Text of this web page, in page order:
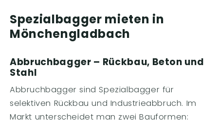
Spezialbagger mieten in
Mönchengladbach
Abbruchbagger – Rückbau, Beton und
Stahl
Abbruchbagger sind Spezialbagger für
selektiven Rückbau und Industrieabbruch. Im
Markt unterscheidet man zwei Bauformen: